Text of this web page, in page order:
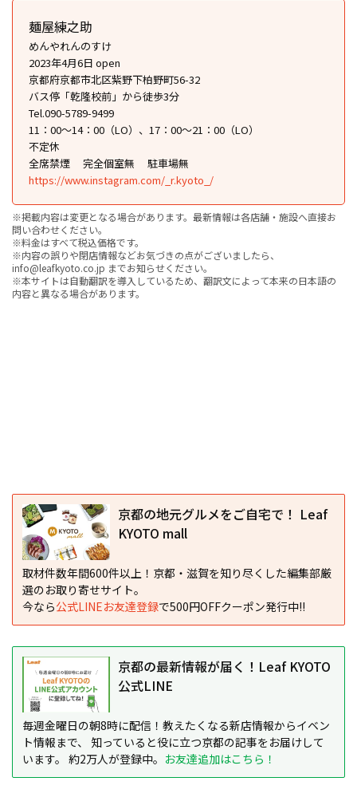
麺屋練之助
めんやれんのすけ
2023年4月6日 open
京都府京都市北区紫野下柏野町56-32
バス停「乾隆校前」から徒歩3分
Tel.090-5789-9499
11：00～14：00（LO）、17：00～21：00（LO）
不定休
全席禁煙
完全個室無
駐車場無
https://www.instagram.com/_r.kyoto_/
※掲載内容は変更となる場合があります。最新情報は各店舗・施設へ直接お
問い合わせください。
※料金はすべて税込価格です。
※内容の誤りや閉店情報などお気づきの点がございましたら、
info@leafkyoto.co.jp までお知らせください。
※本サイトは自動翻訳を導入しているため、翻訳文によって本来の日本語の
内容と異なる場合があります。
京都の地元グルメをご自宅で！ Leaf
KYOTO mall
取材件数年間600件以上！京都・滋賀を知り尽くした編集部厳
選のお取り寄せサイト。
今なら公式LINEお友達登録で500円OFFクーポン発行中!!
京都の最新情報が届く！Leaf KYOTO
公式LINE
毎週金曜日の朝8時に配信！教えたくなる新店情報からイベン
ト情報まで、 知っていると役に立つ京都の記事をお届けして
います。 約2万人が登録中。 お友達追加はこちら！